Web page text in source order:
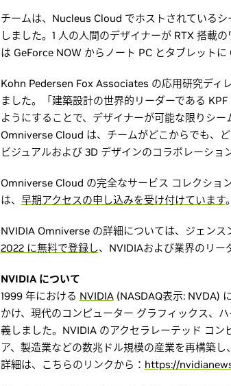
チームは、Nucleus Cloud でホストされている
しました。1 人の人間のデザイナーが RTX 搭載
は GeForce NOW からノート PC とタブレット
Kohn Pedersen Fox Associates の応用研究ディ
ました。「建築設計の世界的リーダーである
ようにすることで、デザイナーが可能な限りシ
Omniverse Cloud は、チームがどこからでも、
ビジュアルおよび 3D デザインのコラボレーショ
Omniverse Cloud の完全なサービス コレクシ
は、 早期アクセスの申し込みを受け付けています。
NVIDIA Omniverse の詳細については、ジェンス
2022 に無料で登録し、NVIDIAおよび業界のリー
NVIDIA について
1999 年における NVIDIA(NASDAQ表示: NVDA)
かけ、現代のコンピューター グラフィックス、
義しました。NVIDIA のアクセラレーテッド コ
ア、製造業などの数兆ドル規模の産業を再構築
詳細は、こちらのリンクから： https://